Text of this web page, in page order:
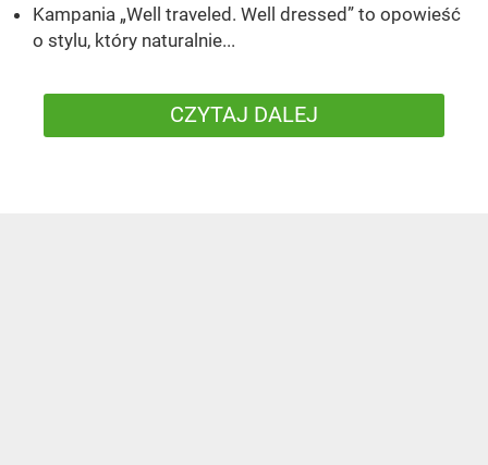
Kampania „Well traveled. Well dressed” to opowieść
o stylu, który naturalnie...
CZYTAJ DALEJ